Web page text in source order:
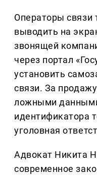
Операторы связи
выводить на
звонящей
через портал
установить
связи. За
ложными
идентификатора
уголовная
Адвокат Никита
современное